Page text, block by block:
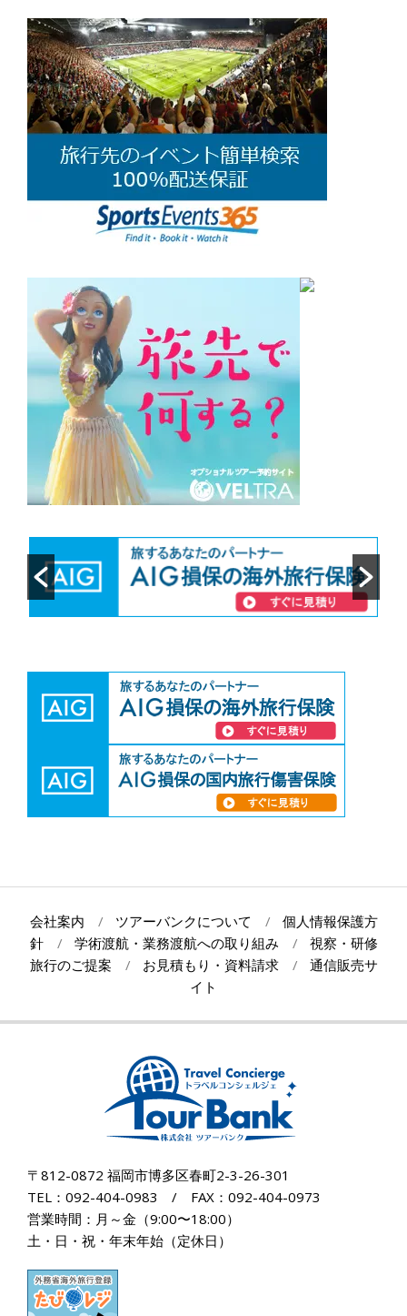
会社案内 ツアーバンクについて
個人情報保護方
針
学術渡航・業務渡航への取り組み
視察・研修
旅行のご提案
お見積もり・資料請求
通信販売サ
イト
〒812-0872 福岡市博多区春町2-3-26-301
TEL：092-404-0983 / FAX：092-404-0973
営業時間：月～金（9:00〜18:00）
土・日・祝・年末年始（定休日）